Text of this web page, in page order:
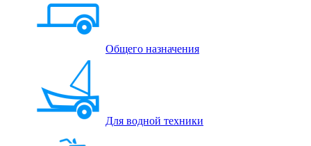
Общего назначения
Для водной техники